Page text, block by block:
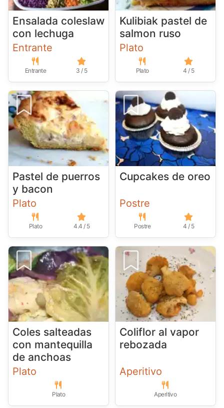
Ensalada coleslaw
con lechuga
Entrante
Entrante 3 / 5
Kulibiak pastel de
salmon ruso
Plato
Plato 4 / 5
Pastel de puerros
y bacon
Plato
Plato 4.4 / 5
Cupcakes de oreo
Postre
Postre 4 / 5
Coles salteadas
con mantequilla
de anchoas
Plato
Plato
Coliflor al vapor
rebozada
Aperitivo
Aperitivo